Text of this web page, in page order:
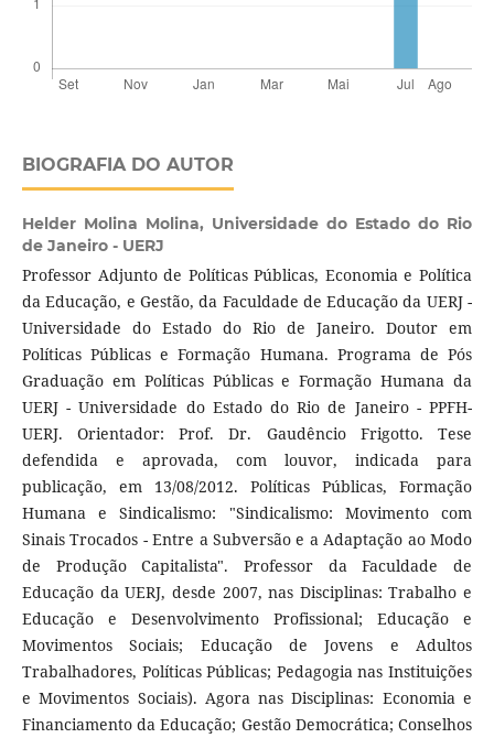
BIOGRAFIA DO AUTOR
Helder Molina Molina, Universidade do Estado do Rio
de Janeiro - UERJ
Professor Adjunto de Políticas Públicas, Economia e Política
da Educação, e Gestão, da Faculdade de Educação da UERJ -
Universidade do Estado do Rio de Janeiro. Doutor em
Políticas Públicas e Formação Humana. Programa de Pós
Graduação em Políticas Públicas e Formação Humana da
UERJ - Universidade do Estado do Rio de Janeiro - PPFH-
UERJ. Orientador: Prof. Dr. Gaudêncio Frigotto. Tese
defendida e aprovada, com louvor, indicada para
publicação, em 13/08/2012. Políticas Públicas, Formação
Humana e Sindicalismo: "Sindicalismo: Movimento com
Sinais Trocados - Entre a Subversão e a Adaptação ao Modo
de Produção Capitalista". Professor da Faculdade de
Educação da UERJ, desde 2007, nas Disciplinas: Trabalho e
Educação e Desenvolvimento Profissional; Educação e
Movimentos Sociais; Educação de Jovens e Adultos
Trabalhadores, Políticas Públicas; Pedagogia nas Instituições
e Movimentos Sociais). Agora nas Disciplinas: Economia e
Financiamento da Educação; Gestão Democrática; Conselhos